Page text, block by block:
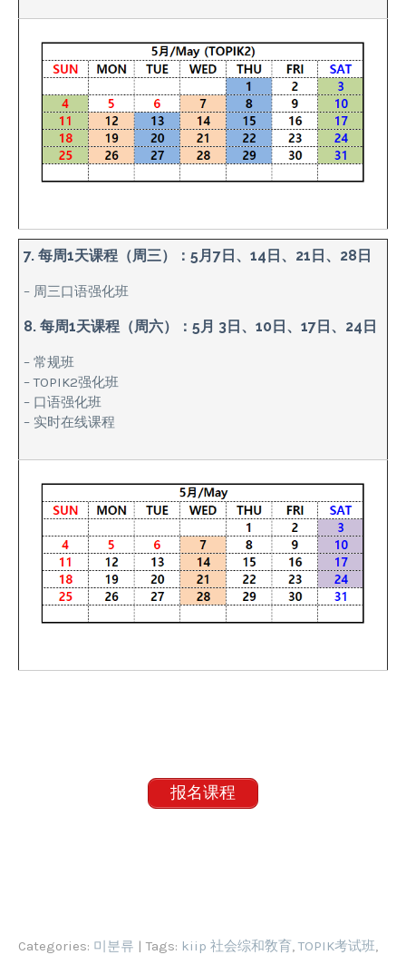
7. 每周1天课程（周三）：5月7日、14日、21日、28日
– 周三口语强化班
8. 每周1天课程（周六）：5月 3日、10日、17日、24日
– 常规班
– TOPIK2强化班
– 口语强化班
– 实时在线课程
报名课程
Categories: 미분류 | Tags: kiip 社会综和敎育,TOPIK考试班,